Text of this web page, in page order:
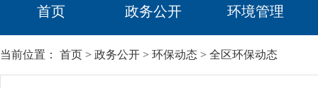
首页 政务公开 环境管理
当前位置： 首页 > 政务公开 > 环保动态 > 全区环保动态